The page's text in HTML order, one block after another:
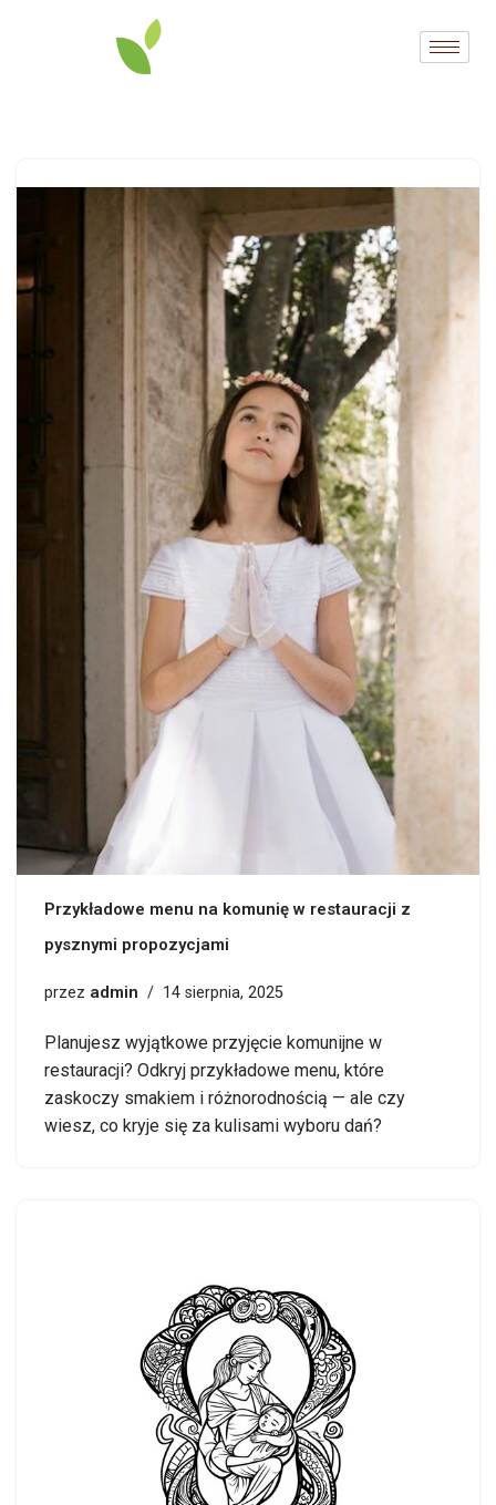
Przykładowe menu na komunię w restauracji z
pysznymi propozycjami
przez admin 14 sierpnia, 2025
Planujesz wyjątkowe przyjęcie komunijne w
restauracji? Odkryj przykładowe menu, które
zaskoczy smakiem i różnorodnością — ale czy
wiesz, co kryje się za kulisami wyboru dań?